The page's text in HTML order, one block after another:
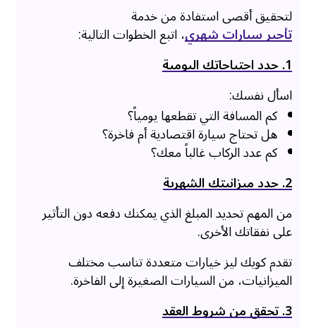
لتحقيق أقصى استفادة من خدمة
تأجير سيارات شهري، اتبع الخطوات التالية:
1. حدد احتياجاتك اليومية
اسأل نفسك:
كم المسافة التي تقطعها يومياً؟
هل تحتاج سيارة اقتصادية أم فاخرة؟
كم عدد الركاب غالباً معك؟
2. حدد ميزانيتك الشهرية
من المهم تحديد المبلغ الذي يمكنك دفعه دون التأثير
على نفقاتك الأخرى.
تقدم كويك ليز خيارات متعددة تناسب مختلف
الميزانيات، من السيارات الصغيرة إلى الفاخرة.
3. تحقق من شروط العقد